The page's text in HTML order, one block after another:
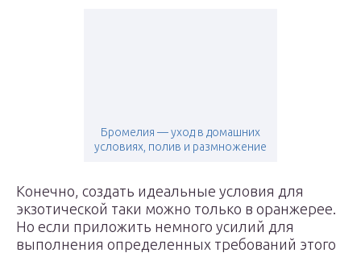
Бромелия — уход в домашних
условиях, полив и размножение
Конечно, создать идеальные условия для
экзотической таки можно только в оранжерее.
Но если приложить немного усилий для
выполнения определенных требований этого